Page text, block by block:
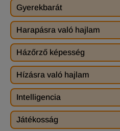
Gyerekbarát
Harapásra való hajlam
Házőrző képesség
Hízásra való hajlam
Intelligencia
Játékosság